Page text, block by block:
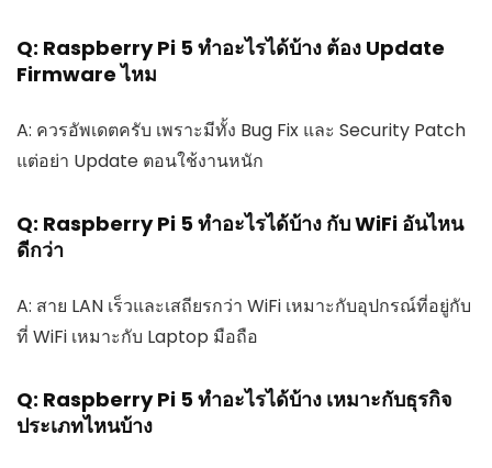
Q: Raspberry Pi 5 ทำอะไรได้บ้าง ต้อง Update
Firmware ไหม
A: ควรอัพเดตครับ เพราะมีทั้ง Bug Fix และ Security Patch
แต่อย่า Update ตอนใช้งานหนัก
Q: Raspberry Pi 5 ทำอะไรได้บ้าง กับ WiFi อันไหน
ดีกว่า
A: สาย LAN เร็วและเสถียรกว่า WiFi เหมาะกับอุปกรณ์ที่อยู่กับ
ที่ WiFi เหมาะกับ Laptop มือถือ
Q: Raspberry Pi 5 ทำอะไรได้บ้าง เหมาะกับธุรกิจ
ประเภทไหนบ้าง